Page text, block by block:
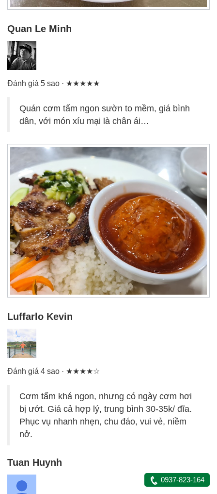
Quan Le Minh
Đánh giá 5 sao · ★★★★★
Quán cơm tấm ngon sườn to mềm, giá bình
dân, với món xíu mại là chân ái…
Luffarlo Kevin
Đánh giá 4 sao · ★★★★☆
Cơm tấm khá ngon, nhưng có ngày cơm hơi
bị ướt. Giá cả hợp lý, trung bình 30-35k/ đĩa.
Phục vụ nhanh nhẹn, chu đáo, vui vẻ, niềm
nở.
Tuan Huynh
0937-823-164